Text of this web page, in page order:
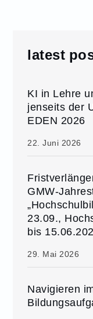
latest
KI in Lehre
jenseits der
EDEN 2026
22. Juni 2026
GMW-
23.09.,
bis
29. Mai 2026
Navigieren